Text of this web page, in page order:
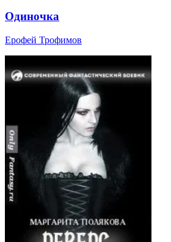
Одиночка
Ерофей Трофимов